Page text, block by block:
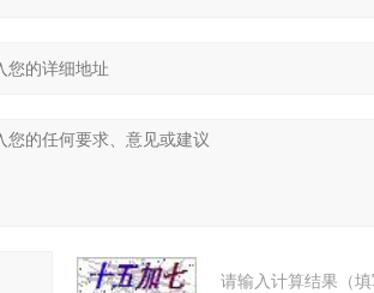
请输入计算结果（